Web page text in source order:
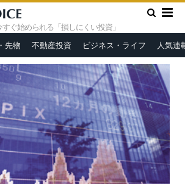
すぐ始められる「損しにくい投資」
先物 不動産投資 ビジネス・ライフ 人気連
ドライン
クロスキャット—健康優良企業
続で取得